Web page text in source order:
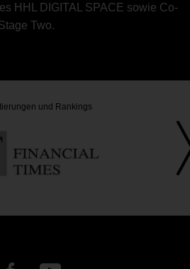
HHL DIGITAL SPACE sowie Co-
Two.
und Rankings